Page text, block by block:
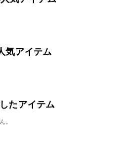
気アイテム
たアイテム
。